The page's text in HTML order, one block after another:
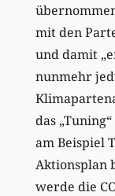
mit den
und damit
nunmehr
das
am Beispiel
Aktionsplan
werde die